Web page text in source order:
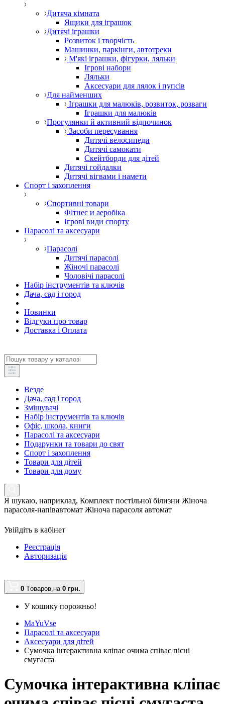
Дитяча кімната
Ящики для іграшок
Дитячі іграшки
Розвиток і творчість
Машинки, паркінги, автотреки
М'які іграшки, фігурки, ляльки
Ігрові набори
Ляльки
Аксесуари для лялок і пупсів
Для найменших
Іграшки для малюків, розвиток, розваги
Іграшки для малюків
Прогулянки й активний відпочинок
Засоби пересування
Дитячі велосипеди
Дитячі самокати
Скейтборди для дітей
Дитячі гойдалки
Дитячі вігвами і намети
Спорт і захоплення
Спортивні товари
Фітнес и аеробіка
Ігрові види спорту
Парасолі та аксесуари
Парасолі
Дитячі парасолі
Жіночі парасолі
Чоловічі парасолі
Набір інструментів та ключів
Дача, сад і город
Новинки
Відгуки про товар
Доставка і Оплата
Везде
Дача, сад і город
Змішувачі
Набір інструментів та ключів
Офіс, школа, книги
Парасолі та аксесуари
Подарунки та товари до свят
Спорт і захоплення
Товари для дітей
Товари для дому
Я шукаю, наприклад, Комплект постільної білизни Жіноча
парасоля-напівавтомат Жіноча парасоля автомат
Увійдіть в кабінет
Реєстрація
Авторизація
0 Tоваров,на 0 грн.
У кошику порожньо!
MaYuVse
Парасолі та аксесуари
Аксесуари для дітей
Сумочка інтерактивна кліпає очима співає пісні
смугаста
Сумочка інтерактивна кліпає